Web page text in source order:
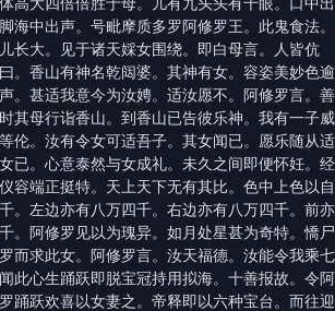
海中出声。号毗摩质多罗阿修罗王。此鬼食法。
长大。见于诸天婇女围绕。即白母言。人皆伉
。香山有神名乾闼婆。其神有女。容姿美妙色逾
。甚适我意今为汝娉。适汝愿不。阿修罗言。善
其母行诣香山。到香山已告彼乐神。我有一子威
伦。汝有令女可适吾子。其女闻已。愿乐随从适
已。心意泰然与女成礼。未久之间即便怀妊。经
容端正挺特。天上天下无有其比。色中上色以自
。左边亦有八万四千。右边亦有八万四千。前亦
。阿修罗见以为瑰异。如月处星甚为奇特。憍尸
而求此女。阿修罗言。汝天福德。汝能令我乘七
此心生踊跃即脱宝冠持用拟海。十善报故。令阿
踊跃欢喜以女妻之。帝释即以六种宝台。而往迎